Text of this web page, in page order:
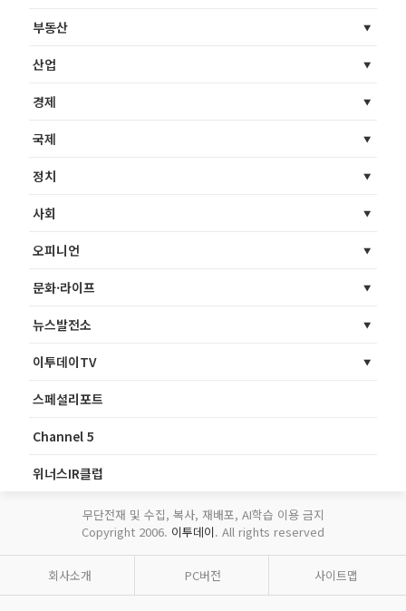
부동산
산업
경제
국제
정치
사회
오피니언
문화·라이프
뉴스발전소
이투데이TV
스페셜리포트
Channel 5
위너스IR클럽
무단전재 및 수집, 복사, 재배포, AI학습 이용 금지
Copyright 2006. 이투데이. All rights reserved
회사소개 PC버전 사이트맵